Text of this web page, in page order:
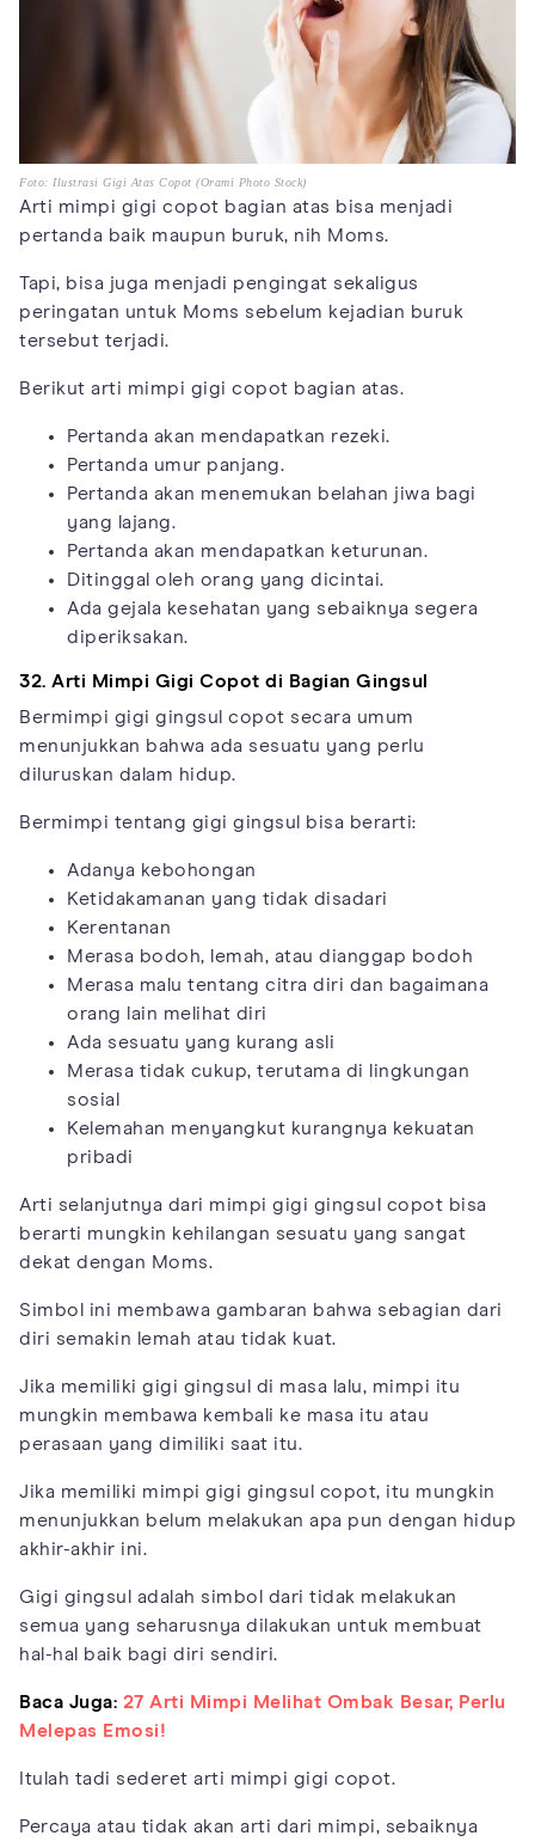
Foto: Ilustrasi Gigi Atas Copot (Orami Photo Stock)
Arti mimpi gigi copot bagian atas bisa menjadi
pertanda baik maupun buruk, nih Moms.
Tapi, bisa juga menjadi pengingat sekaligus
peringatan untuk Moms sebelum kejadian buruk
tersebut terjadi.
Berikut arti mimpi gigi copot bagian atas.
Pertanda akan mendapatkan rezeki.
Pertanda umur panjang.
Pertanda akan menemukan belahan jiwa bagi
yang lajang.
Pertanda akan mendapatkan keturunan.
Ditinggal oleh orang yang dicintai.
Ada gejala kesehatan yang sebaiknya segera
diperiksakan.
32. Arti Mimpi Gigi Copot di Bagian Gingsul
Bermimpi gigi gingsul copot secara umum
menunjukkan bahwa ada sesuatu yang perlu
diluruskan dalam hidup.
Bermimpi tentang gigi gingsul bisa berarti:
Adanya kebohongan
Ketidakamanan yang tidak disadari
Kerentanan
Merasa bodoh, lemah, atau dianggap bodoh
Merasa malu tentang citra diri dan bagaimana
orang lain melihat diri
Ada sesuatu yang kurang asli
Merasa tidak cukup, terutama di lingkungan
sosial
Kelemahan menyangkut kurangnya kekuatan
pribadi
Arti selanjutnya dari mimpi gigi gingsul copot bisa
berarti mungkin kehilangan sesuatu yang sangat
dekat dengan Moms.
Simbol ini membawa gambaran bahwa sebagian dari
diri semakin lemah atau tidak kuat.
Jika memiliki gigi gingsul di masa lalu, mimpi itu
mungkin membawa kembali ke masa itu atau
perasaan yang dimiliki saat itu.
Jika memiliki mimpi gigi gingsul copot, itu mungkin
menunjukkan belum melakukan apa pun dengan hidup
akhir-akhir ini.
Gigi gingsul adalah simbol dari tidak melakukan
semua yang seharusnya dilakukan untuk membuat
hal-hal baik bagi diri sendiri.
Baca Juga: 27 Arti Mimpi Melihat Ombak Besar, Perlu
Melepas Emosi!
Itulah tadi sederet arti mimpi gigi copot.
Percaya atau tidak akan arti dari mimpi, sebaiknya